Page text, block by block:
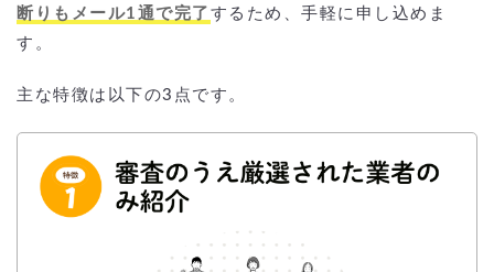
断りもメール1通で完了 するため、手軽に申し込めま
す。
主な特徴は以下の3点です。